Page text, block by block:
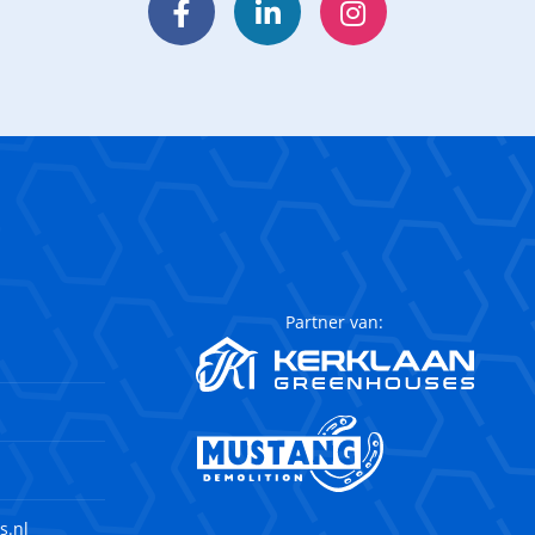
FacebookLinkedInInstagram
Partner van: